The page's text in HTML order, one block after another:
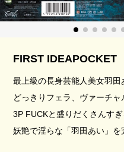
FIRST IDEAPOCKET
最上級の長身芸能人美女羽田
どっきりフェラ、ヴァーチ
3P FUCKと盛りだくさんす
妖艶で淫らな「羽田あい」を